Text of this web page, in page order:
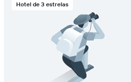
Hotel de 3 estrelas